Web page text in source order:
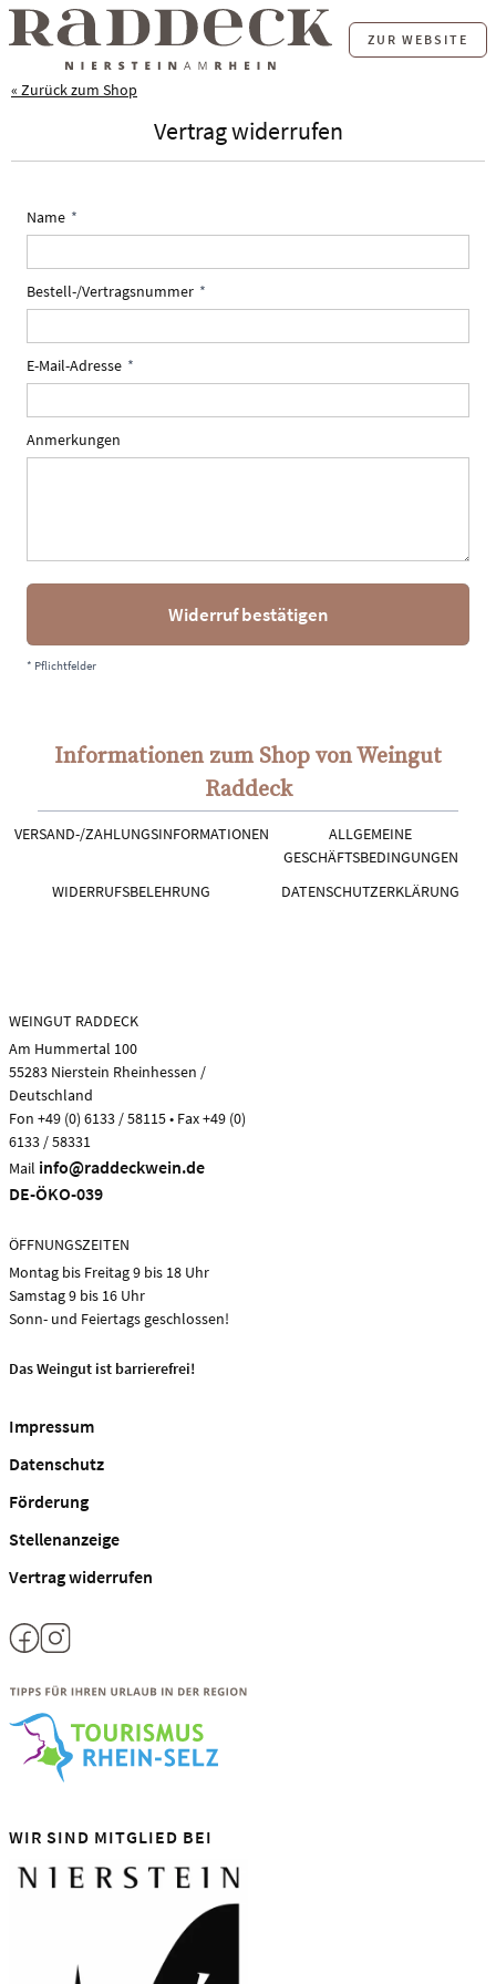
ZUR WEBSITE
« Zurück zum Shop
Vertrag widerrufen
Name
Bestell-/Vertragsnummer
E-Mail-Adresse
Anmerkungen
Widerruf bestätigen
* Pflichtfelder
Informationen zum Shop von Weingut
Raddeck
VERSAND-/ZAHLUNGSINFORMATIONEN
ALLGEMEINE
GESCHÄFTSBEDINGUNGEN
WIDERRUFSBELEHRUNG
DATENSCHUTZERKLÄRUNG
WEINGUT RADDECK
Am Hummertal 100
55283 Nierstein Rheinhessen /
Deutschland
Fon +49 (0) 6133 / 58115 • Fax +49 (0)
6133 / 58331
Mail info@raddeckwein.de
DE-ÖKO-039
ÖFFNUNGSZEITEN
Montag bis Freitag 9 bis 18 Uhr
Samstag 9 bis 16 Uhr
Sonn- und Feiertags geschlossen!
Das Weingut ist barrierefrei!
Impressum
Datenschutz
Förderung
Stellenanzeige
Vertrag widerrufen
WIR SIND MITGLIED BEI